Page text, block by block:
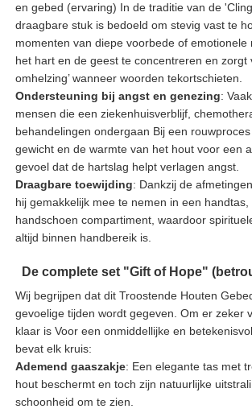
en gebed (ervaring) In de traditie van de
draagbare stuk is bedoeld om stevig vast te
momenten van diepe voorbede of emotionele
het hart en de geest te concentreren en zorgt
omhelzing’ wanneer woorden tekortschieten.
Ondersteuning bij angst en genezing:
mensen die een ziekenhuisverblijf,
behandelingen ondergaan Bij een
gewicht en de warmte van het hout voor een
gevoel dat de hartslag helpt verlagen angst.
Draagbare toewijding: Dankzij de
hij gemakkelijk mee te nemen in een handtas,
handschoen compartiment, waardoor
altijd binnen handbereik is.
De complete set "Gift of Hope"
Wij begrijpen dat dit Troostende Houten
gevoelige tijden wordt gegeven. Om er zeker
klaar is Voor een onmiddellijke en
bevat elk kruis:
Ademend gaaszakje: Een elegante tas met
hout beschermt en toch zijn natuurlijke
schoonheid om te zien.